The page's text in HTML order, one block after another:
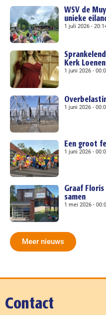
WSV de
unieke
1 juli 2026
Kerk Loenen
1 juni 2026
1 juni 2026
Een groot
1 juni 2026
Graaf Floris
samen
1 mei 2026
Meer nieuws
Contact